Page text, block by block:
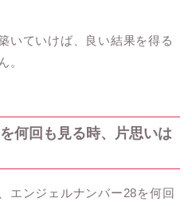
いていけば、良い結果を得る
。
何回も見る時、片思いは
エンジェルナンバー28を何回